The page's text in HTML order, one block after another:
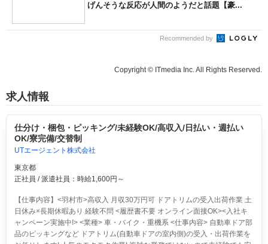
げんそうな反応が人間のようだと話題【豪...
Recommended by
Copyright © ITmedia Inc. All Rights Reserved.
求人情報
仕分け・梱包・ピッキング/未経験OK/高収入/日払い・週払い
OK/寮完備/交替制
UTエージェント株式会社
東京都
正社員 / 派遣社員：時給1,600円～
【仕事内容】<羽村市>高収入 月収30万円可 ドアトリムの受入出荷作業 土
日休み×長期休暇あり 経験不問 <履歴書不要 オンライン面接OK><入社キ
ャンペーン実施中!> <業種> 車・バイク・重機系 <仕事内容> 自動車ドア部
品のピッキングなど ドアトリム(自動車ドアの室内側)の受入・出荷作業を